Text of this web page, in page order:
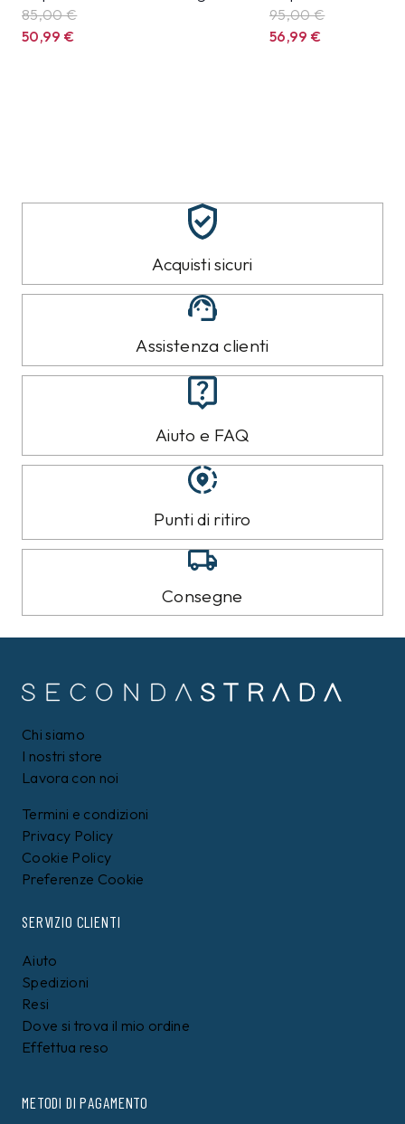
85,00 €
50,99€
95,00 €
56,99€
Acquisti sicuri
Assistenza clienti
Aiuto e FAQ
Punti di ritiro
Consegne
Chi siamo
I nostri store
Lavora con noi
Termini e condizioni
Privacy Policy
Cookie Policy
Preferenze Cookie
SERVIZIO CLIENTI
Aiuto
Spedizioni
Resi
Dove si trova il mio ordine
Effettua reso
METODI DI PAGAMENTO